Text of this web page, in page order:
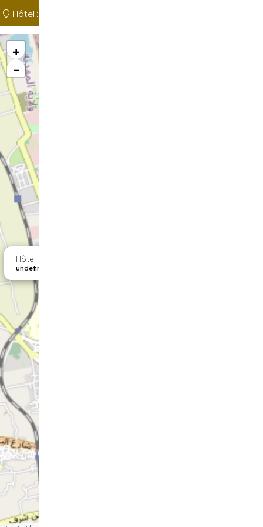
Hôtel :
Hôtel : El Mouradi Cap Mahdia
undefined
+
−